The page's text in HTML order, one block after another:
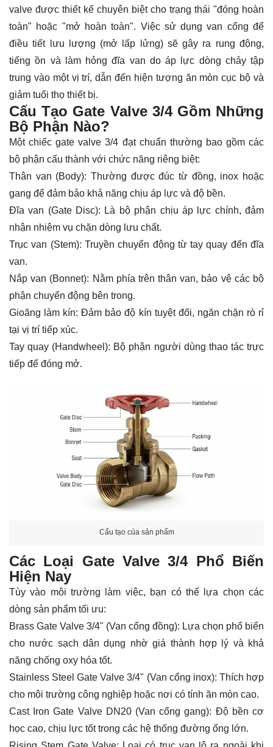
valve được thiết kế chuyên biệt cho trạng thái "đóng hoàn
toàn" hoặc "mở hoàn toàn". Việc sử dụng van cổng để
điều tiết lưu lượng (mở lấp lửng) sẽ gây ra rung động,
tiếng ồn và làm hỏng đĩa van do áp lực dòng chảy tập
trung vào một vị trí, dẫn đến hiện tượng ăn mòn cục bộ và
giảm tuổi thọ thiết bị.
Cấu Tạo Gate Valve 3/4 Gồm Những
Bộ Phận Nào?
Một chiếcgate valve 3/4 đạt chuẩn thường bao gồm các
bộ phận cấu thành với chức năng riêng biệt:
Thân van (Body): Thường được đúc từ đồng, inox hoặc
gang để đảm bảo khả năng chịu áp lực và độ bền.
Đĩa van (Gate Disc): Là bộ phận chịu áp lực chính, đảm
nhận nhiệm vụ chặn dòng lưu chất.
Trục van (Stem): Truyền chuyển động từ tay quay đến đĩa
van.
Nắp van (Bonnet): Nằm phía trên thân van, bảo vệ các bộ
phận chuyển động bên trong.
Gioăng làm kín: Đảm bảo độ kín tuyệt đối, ngăn chặn rò rỉ
tại vị trí tiếp xúc.
Tay quay (Handwheel): Bộ phận người dùng thao tác trực
tiếp để đóng mở.
Cấu tạo của sản phẩm
Các Loại Gate Valve 3/4 Phổ Biến
Hiện Nay
Tùy vào môi trường làm việc, bạn có thể lựa chọn các
dòng sản phẩm tối ưu:
Brass Gate Valve 3/4" (Van cổng đồng): Lựa chọn phổ biến
cho nước sạch dân dụng nhờ giá thành hợp lý và khả
năng chống oxy hóa tốt.
Stainless Steel Gate Valve 3/4" (Van cổng inox): Thích hợp
cho môi trường công nghiệp hoặc nơi có tính ăn mòn cao.
Cast Iron Gate Valve DN20 (Van cổng gang): Độ bền cơ
học cao, chịu lực tốt trong các hệ thống đường ống lớn.